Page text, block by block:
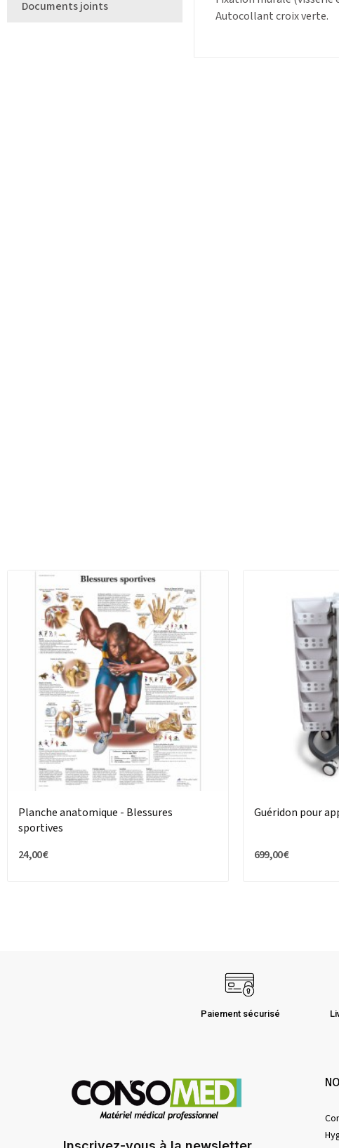
Documents joints
Autocollant croix verte.
Planche anatomique - Blessures
sportives
24,00 €
Guéridon pour
699,00 €
Paiement sécurisé